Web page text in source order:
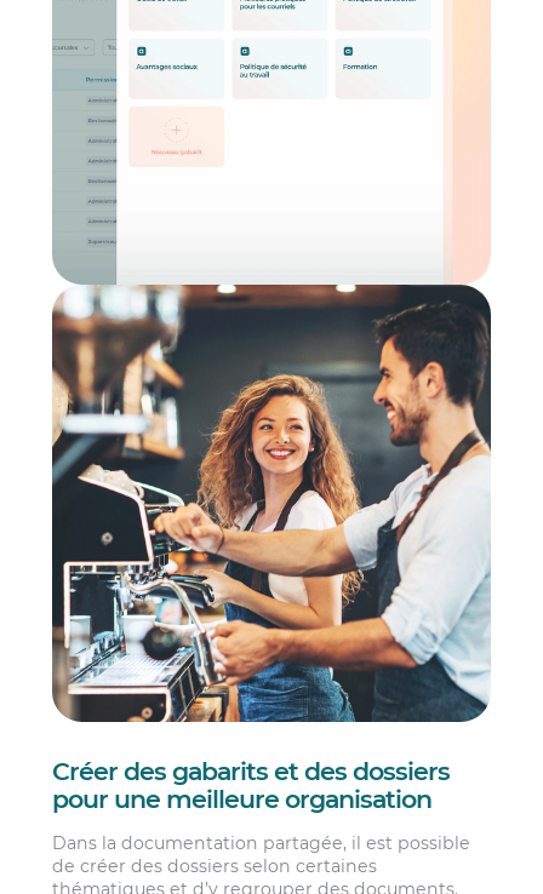
Créer des gabarits et des dossiers
pour une meilleure organisation
Dans la documentation partagée, il est possible
de créer des dossiers selon certaines